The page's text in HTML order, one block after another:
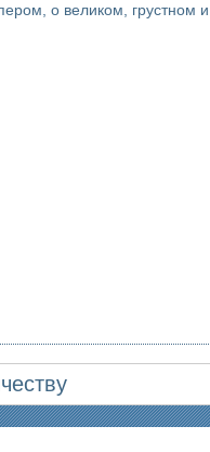
о великом, грустном и